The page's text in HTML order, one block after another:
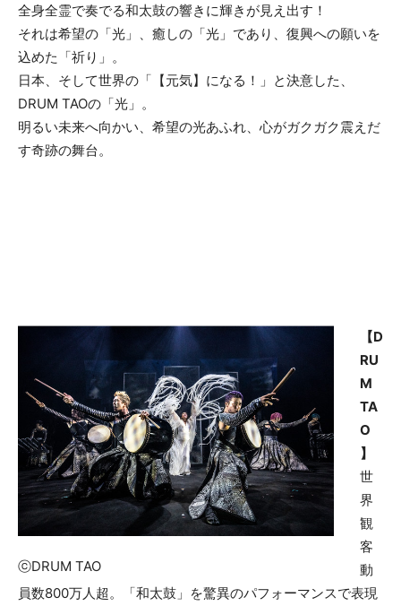
全身全霊で奏でる和太鼓の響きに輝きが見え出す！
それは希望の「光」、癒しの「光」であり、復興への願いを
込めた「祈り」。
日本、そして世界の「【元気】になる！」と決意した、
DRUM TAOの「光」。
明るい未来へ向かい、希望の光あふれ、心がガクガク震えだ
す奇跡の舞台。
ⓒDRUM TAO
【D
RU
M
TA
O
】
世
界
観
客
動
員数800万人超。「和太鼓」を驚異のパフォーマンスで表現